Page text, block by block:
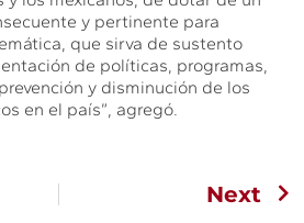
y pertinente para
que sirva de sustento
de políticas, programas,
y disminución de los
en el país”, agregó.
Next